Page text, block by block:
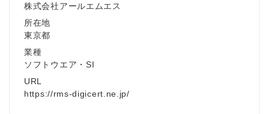
株式会社アールエムエス
所在地
東京都
業種
ソフトウエア・SI
URL
https://rms-digicert.ne.jp/